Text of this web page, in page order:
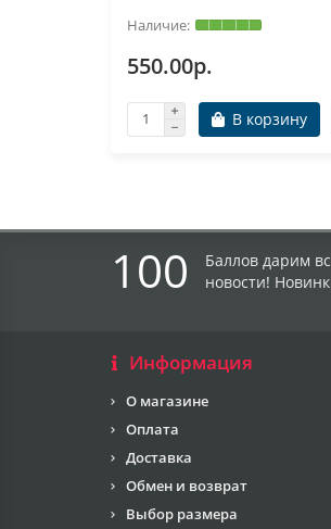
550.00р.
В корзину
100
Баллов дарим
новости!
Информация
О магазине
Оплата
Доставка
Обмен и возврат
Выбор размера